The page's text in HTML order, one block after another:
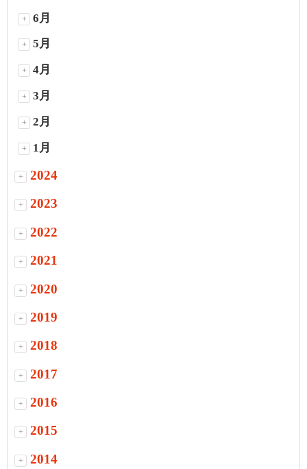
+ 6月
+ 5月
+ 4月
+ 3月
+ 2月
+ 1月
+ 2024
+ 2023
+ 2022
+ 2021
+ 2020
+ 2019
+ 2018
+ 2017
+ 2016
+ 2015
+ 2014